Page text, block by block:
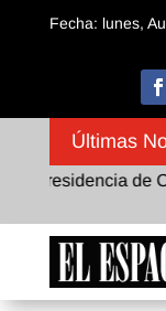
Fecha: lunes,
Últimas
de